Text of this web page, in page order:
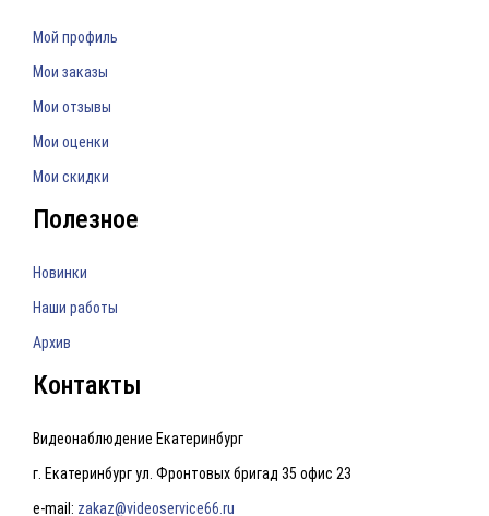
Мой профиль
Мои заказы
Мои отзывы
Мои оценки
Мои скидки
Полезное
Новинки
Наши работы
Архив
Контакты
Видеонаблюдение Екатеринбург
г. Екатеринбург ул. Фронтовых бригад 35 офис 23
e-mail: zakaz@videoservice66.ru